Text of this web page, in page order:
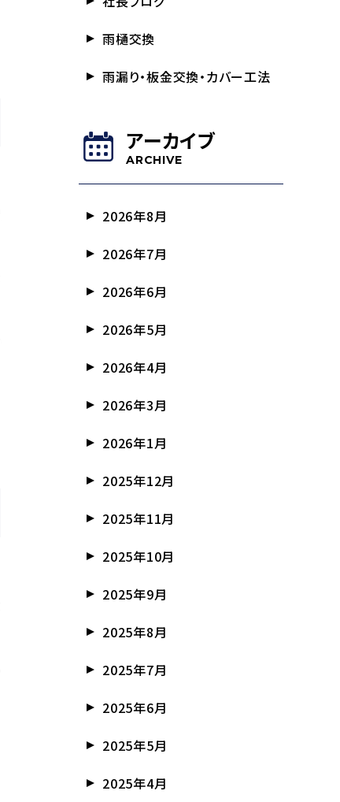
雨樋交換
雨漏り・板金交換・カバー工法
アーカイブ
ARCHIVE
2026年8月
2026年7月
2026年6月
2026年5月
2026年4月
2026年3月
2026年1月
2025年12月
2025年11月
2025年10月
2025年9月
2025年8月
2025年7月
2025年6月
2025年5月
2025年4月